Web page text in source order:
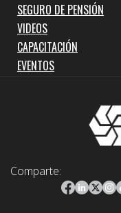
SEGURO DE PENSIÓN
VIDEOS
CAPACITACIÓN
EVENTOS
Comparte: